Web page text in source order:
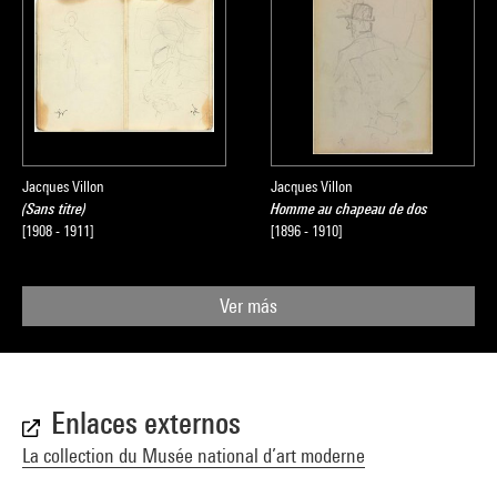
Jacques Villon
(Sans titre)
[1908 - 1911]
Jacques Villon
Homme au chapeau de dos
[1896 - 1910]
Ver más
Enlaces externos
La collection du Musée national d’art moderne